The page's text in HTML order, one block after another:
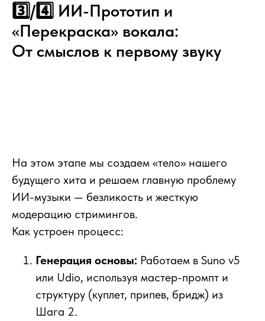
3️⃣/4️⃣ ИИ-Прототип и
«Перекраска» вокала:
От смыслов к первому звуку
На этом этапе мы создаем «тело» нашего
будущего хита и решаем главную проблему
ИИ-музыки — безликость и жесткую
модерацию стримингов.
Как устроен процесс:
Генерация основы: Работаем в Suno v5
или Udio, используя мастер-промпт и
структуру (куплет, припев, бридж) из
Шага 2.